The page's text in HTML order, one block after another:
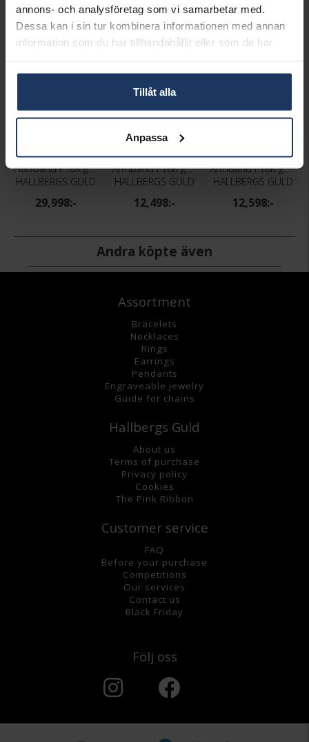
annons- och analysföretag som vi samarbetar med.
Dessa kan i sin tur kombinera informationen med annan
information som du har tillhandahållit eller som de har
Tillåt alla
Anpassa
ÄDELMETALL
18K Gold
VIKT CA (GRAM)
8,30
Halsband i 18K guld 45 cm
HALLBERGS GULD
29,998:-
Armband i 18K guld 19cm
HALLBERGS GULD
12,498:-
Armband i 18K guld 19 cm
HALLBERGS GULD
12,598:-
Andra köpte även
Assortment
Bracelets
Necklaces
Rings
Earrings
Pendants
Engraveable jewelry
Guide for chains
Hallbergs Guld
About us
Terms of purchase
Privacy policy
Cookies
The Pink Ribbon
Customer service
FAQ
Before your purchase
Competitions
Our services
Contact us
Black Friday
Följ oss